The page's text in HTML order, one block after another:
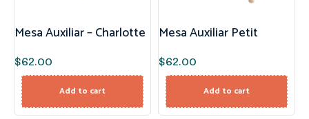
Mesa Auxiliar – Charlotte
$62.00
Add to cart
Mesa Auxiliar Petit
$62.00
Add to cart